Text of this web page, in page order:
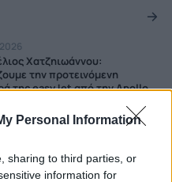
Personal Information
sharing to third parties, or
information for
Χατζηιωάννου:
την προτεινόμενη
της easyJet από την Apollo
του 2026